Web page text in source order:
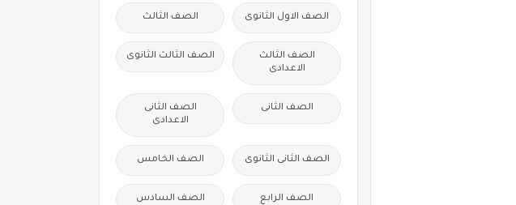
الصف الاول الثانوى الصف الثالث
الصف الثالث
الاعدادى
الصف الثالث الثانوى
الصف الثانى
الصف الثانى
الاعدادى
الصف الثانى الثانوى الصف الخامس
الصف الرابع الصف السادس